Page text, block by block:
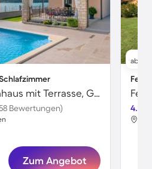
Schlafzimmer
Gemütliches Ferienhaus mit Terrasse, Garten und Pool | Wasserblick
Bewertungen)
Zum Angebot
ab
4.5